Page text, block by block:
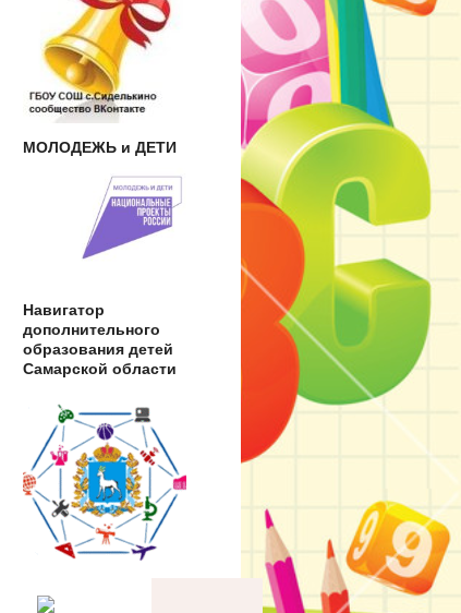
МОЛОДЕЖЬ и ДЕТИ
Навигатор
дополнительного
образования детей
Самарской области